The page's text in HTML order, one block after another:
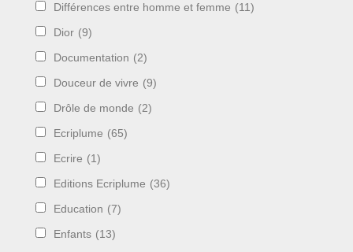
Différences entre homme et femme (11)
Dior (9)
Documentation (2)
Douceur de vivre (9)
Drôle de monde (2)
Ecriplume (65)
Ecrire (1)
Editions Ecriplume (36)
Education (7)
Enfants (13)